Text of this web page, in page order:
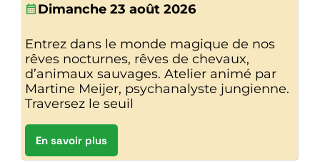
Dimanche 23 août 2026
Entrez dans le monde magique de nos
rêves nocturnes, rêves de chevaux,
d’animaux sauvages. Atelier animé par
Martine Meijer, psychanalyste jungienne.
Traversez le seuil
En savoir plus